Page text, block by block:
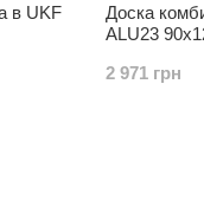
в UKF
Доска
ALU23
2 971 грн